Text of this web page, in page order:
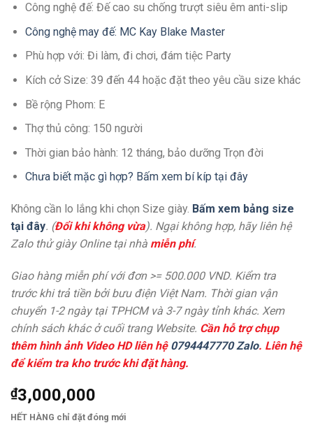
Công nghệ đế: Đế cao su chống trượt siêu êm anti-slip
Công nghệ may đế: MC Kay Blake Master
Phù hợp với: Đi làm, đi chơi, đám tiệc Party
Kích cở Size: 39 đến 44 hoặc đặt theo yêu cầu size khác
Bề rộng Phom: E
Thợ thủ công: 150 người
Thời gian bảo hành: 12 tháng, bảo dưỡng Trọn đời
Chưa biết mặc gì hợp? Bấm xem bí kíp tại đây
Không cần lo lắng khi chọn Size giày. Bấm xem bảng size
tại đây. (Đổi khi không vừa). Ngại không hợp, hãy liên hệ
Zalo thử giày Online tại nhà miễn phí.
Giao hàng miễn phí với đơn >= 500.000 VND. Kiểm tra
trước khi trả tiền bởi bưu điện Việt Nam. Thời gian vận
chuyển 1-2 ngày tại TPHCM và 3-7 ngày tỉnh khác. Xem
chính sách khác ở cuối trang Website. Cần hỗ trợ chụp
thêm hình ảnh Video HD liên hệ 0794447770 Zalo. Liên hệ
để kiểm tra kho trước khi đặt hàng.
₫3,000,000
HẾT HÀNG chỉ đặt đóng mới